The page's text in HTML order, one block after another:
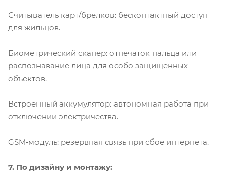
Считыватель карт/брелков: бесконтактный доступ
для жильцов.
Биометрический сканер: отпечаток пальца или
распознавание лица для особо защищённых
объектов.
Встроенный аккумулятор: автономная работа при
отключении электричества.
GSM‑модуль: резервная связь при сбое интернета.
7. По дизайну и монтажу: